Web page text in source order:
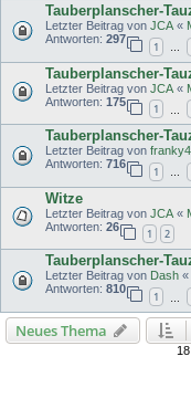
Tauberplanscher-
Letzter Beitrag von JCA «
Antworten: 297
1 …
Tauberplanscher-
Letzter Beitrag von JCA «
Antworten: 175
1
Tauberplanscher-
Letzter Beitrag von
Antworten: 716
1 …
Witze
Letzter Beitrag von JCA «
Antworten: 26
1 2
Tauberplanscher-
Letzter Beitrag von Dash «
Antworten: 810
1
Neues Thema